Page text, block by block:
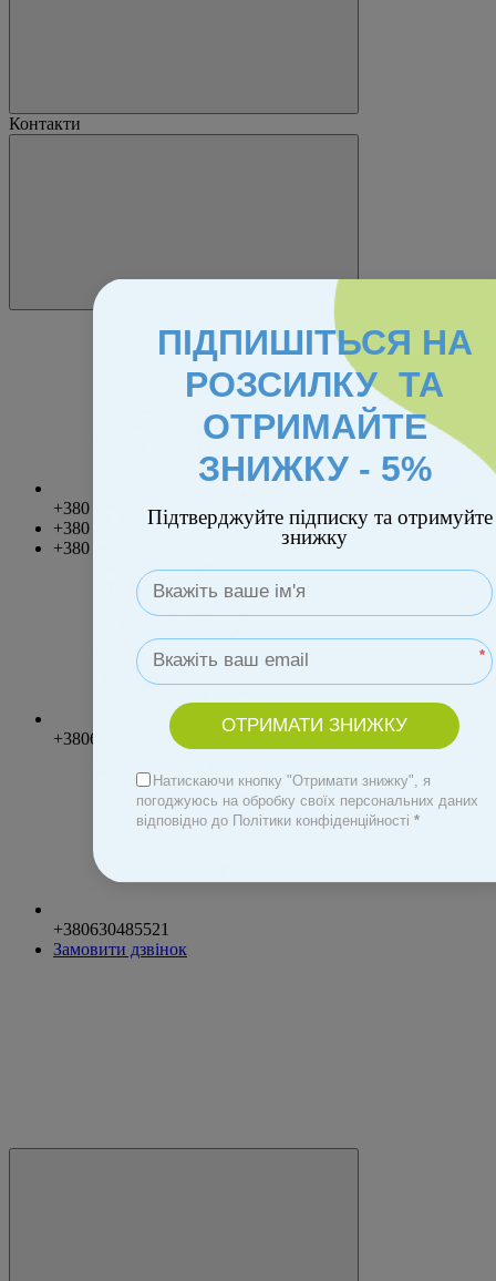
Контакти
+380 73 816 8333
+380 66 816 8333
+380 97 816 8333
+380630485521
+380630485521
Замовити дзвінок
ПІДПИШІТЬСЯ НА
РОЗСИЛКУ ТА
ОТРИМАЙТЕ
ЗНИЖКУ - 5%
Підтверджуйте підписку та отримуйте
знижку
*
ОТРИМАТИ ЗНИЖКУ
Натискаючи кнопку "Отримати знижку", я
погоджуюсь на обробку своїх персональних даних
відповідно до Політики конфіденційності *